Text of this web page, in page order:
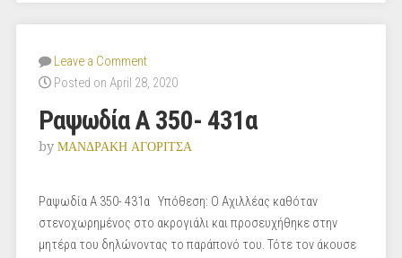
Leave a Comment
Posted on April 28, 2020
Ραψωδία Α 350- 431α
by ΜΑΝΔΡΑΚΗ ΑΓΟΡΙΤΣΑ
Ραψωδία Α 350- 431α Υπόθεση: Ο Αχιλλέας καθόταν
στενοχωρημένος στο ακρογιάλι και προσευχήθηκε στην
μητέρα του δηλώνοντας το παράπονό του. Τότε τον άκουσε